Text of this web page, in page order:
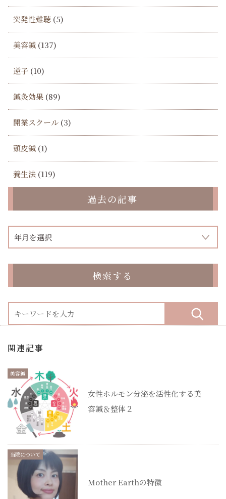
突発性難聴 (5)
美容鍼 (137)
逆子 (10)
鍼灸効果 (89)
開業スクール (3)
頭皮鍼 (1)
養生法 (119)
過去の記事
検索する
関連記事
美容鍼
女性ホルモン分泌を活性化する美
容鍼＆整体２
当院について
Mother Earthの特徴